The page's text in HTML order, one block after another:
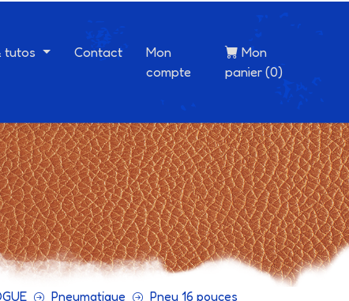
tutos Contact
Mon
compte
Mon
panier (0)
Pneumatique Pneu 16 pouces